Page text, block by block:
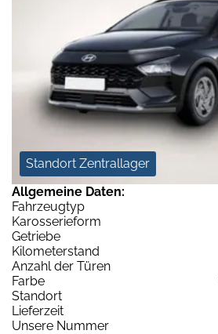
Standort Zentrallager
Allgemeine Daten:
Fahrzeugtyp
Karosserieform
Getriebe
Kilometerstand
Anzahl der Türen
Farbe
Standort
Lieferzeit
Unsere Nummer